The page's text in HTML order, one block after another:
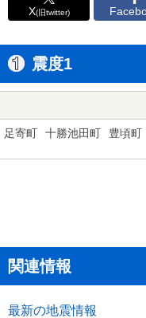
X(旧twitter)
震度1
足寄町 十勝池田町 豊頃町
関連情報
最新の地震情報